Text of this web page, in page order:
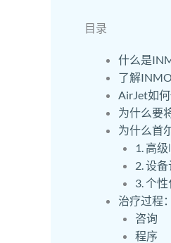
目录
什么是
了解
AirJet如
为什么要
为什么首
1. 高
2. 设
3. 个
治疗过程
咨询
程序